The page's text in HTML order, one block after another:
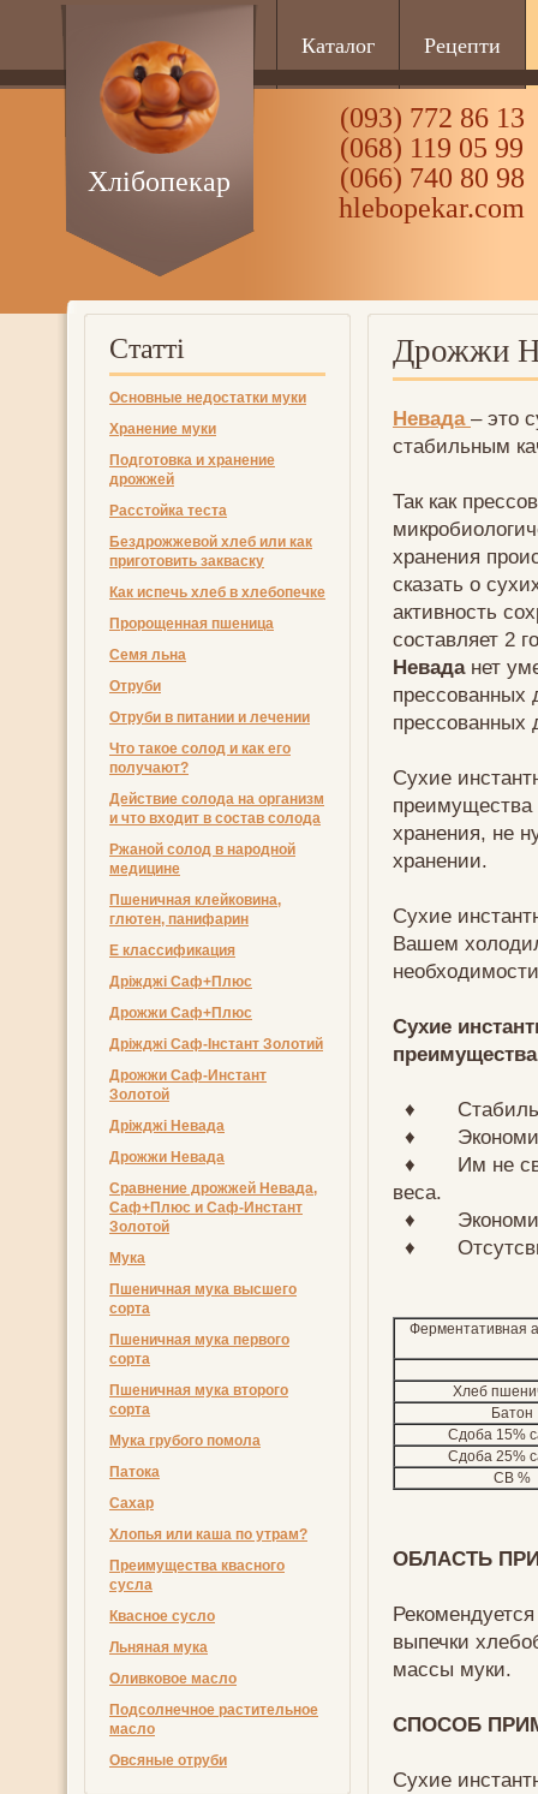
Каталог Рецепти
(093) 772 86 13
(068) 119 05 99
(066) 740 80 98
hlebopekar.com
Хлібопекар
Статті
Основные недостатки муки
Хранение муки
Подготовка и хранение
дрожжей
Расстойка теста
Бездрожжевой хлеб или как
приготовить закваску
Как испечь хлеб в хлебопечке
Пророщенная пшеница
Семя льна
Отруби
Отруби в питании и лечении
Что такое солод и как его
получают?
Действие солода на организм
и что входит в состав солода
Ржаной солод в народной
медицине
Пшеничная клейковина,
глютен, панифарин
Е классификация
Дріжджі Саф+Плюс
Дрожжи Саф+Плюс
Дріжджі Саф-Інстант Золотий
Дрожжи Саф-Инстант
Золотой
Дріжджі Невада
Дрожжи Невада
Сравнение дрожжей Невада,
Саф+Плюс и Саф-Инстант
Золотой
Мука
Пшеничная мука высшего
сорта
Пшеничная мука первого
сорта
Пшеничная мука второго
сорта
Мука грубого помола
Патока
Сахар
Хлопья или каша по утрам?
Преимущества квасного
сусла
Квасное сусло
Льняная мука
Оливковое масло
Подсолнечное растительное
масло
Овсяные отруби
Дрожжи
Невада – это
стабильным
Так как
хранения
сказать о
активность
составляет 2
Неваданет
прессованных
прессованных
Сухие
преимущества
хранения, не
хранении.
Сухие
Вашем
Сухие
♦
♦
♦ Им не
веса.
♦
♦
Ферментативная
Хлеб
Батон
Сдоба 15%
Сдоба 25%
СВ %
ОБЛАСТЬ
выпечки
массы муки.
СПОСОБ
Сухие